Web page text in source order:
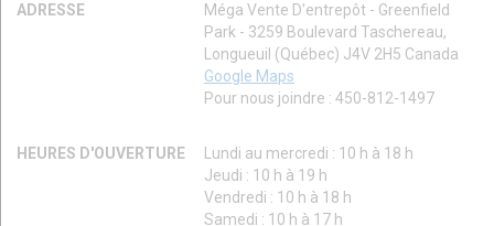
ADRESSE
Méga Vente D'entrepôt - Greenfield
Park - 3259 Boulevard Taschereau,
Longueuil (Québec) J4V 2H5 Canada
Google Maps
Pour nous joindre : 450-812-1497
HEURES D'OUVERTURE
Lundi au mercredi : 10 h à 18 h
Jeudi : 10 h à 19 h
Vendredi : 10 h à 18 h
Samedi : 10 h à 17 h